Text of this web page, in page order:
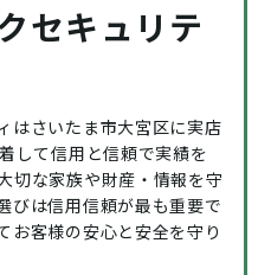
セキュリテ
はさいたま市大宮区に実店
して信用と信頼で実績を
切な家族や財産・情報を守
びは信用信頼が最も重要で
お客様の安心と安全を守り